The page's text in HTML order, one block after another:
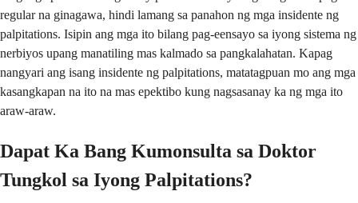
regular na ginagawa, hindi lamang sa panahon ng mga insidente ng
palpitations. Isipin ang mga ito bilang pag-eensayo sa iyong sistema ng
nerbiyos upang manatiling mas kalmado sa pangkalahatan. Kapag
nangyari ang isang insidente ng palpitations, matatagpuan mo ang mga
kasangkapan na ito na mas epektibo kung nagsasanay ka ng mga ito
araw-araw.
Dapat Ka Bang Kumonsulta sa Doktor
Tungkol sa Iyong Palpitations?